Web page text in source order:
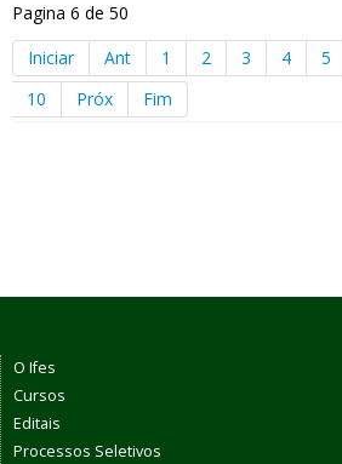
Pagina 6 de 50
Iniciar
Ant 1 2 3 4 5
10
Próx Fim
O Ifes
Cursos
Editais
Processos Seletivos